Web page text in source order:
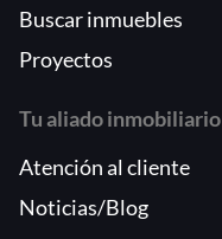
Buscar inmuebles
Proyectos
Tu aliado inmobiliario
Atención al cliente
Noticias/Blog